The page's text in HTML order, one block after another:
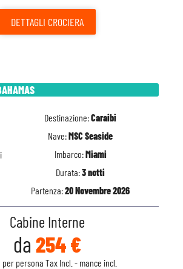
DETTAGLI CROCIERA
Destinazione:Caraibi
Nave:MSC Seaside
Imbarco:Miami
Durata:3 notti
Partenza:20 Novembre 2026
Cabine Interne
da 254 €
per persona Tax Incl. - mance incl.